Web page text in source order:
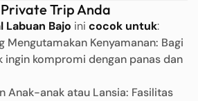
Trip Anda
Labuan Bajo ini cocok untuk:
Mengutamakan Kenyamanan: Bagi
ingin kompromi dengan panas dan
Anak-anak atau Lansia: Fasilitas